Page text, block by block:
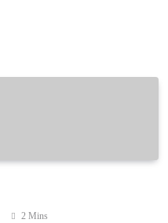
2 Mins